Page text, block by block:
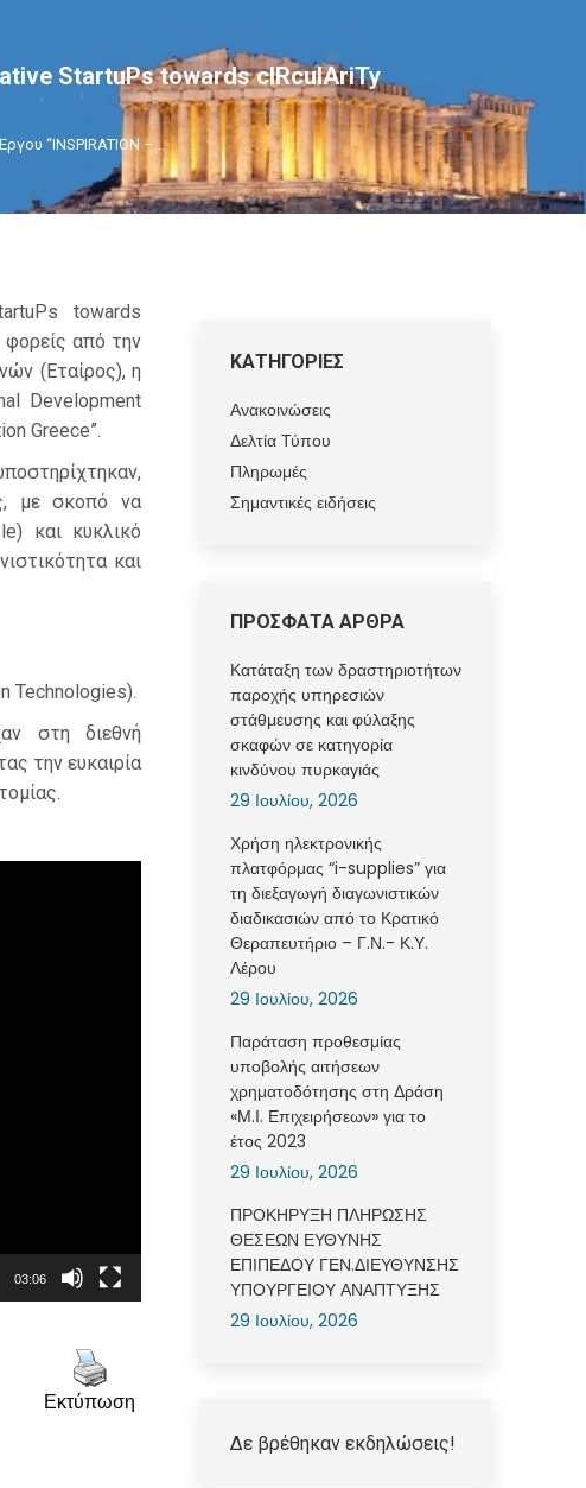
StartuPs towards cIRculAriTy
“INSPIRATION –…
towards
φορείς από την
(Εταίρος), η
Development
Greece”.
με σκοπό να
και κυκλικό
και
Technologies).
στη διεθνή
την ευκαιρία
03:06
Εκτύπωση
ΚΑΤΗΓΟΡΙΕΣ
Ανακοινώσεις
Δελτία Τύπου
Πληρωμές
Σημαντικές ειδήσεις
ΠΡΟΣΦΑΤΑ ΑΡΘΡΑ
Κατάταξη των δραστηριοτήτων
παροχής υπηρεσιών
στάθμευσης και φύλαξης
σκαφών σε κατηγορία
κινδύνου πυρκαγιάς
29 Ιουλίου, 2026
Χρήση ηλεκτρονικής
πλατφόρμας “i-supplies” για
τη διεξαγωγή διαγωνιστικών
διαδικασιών από το Κρατικό
Θεραπευτήριο – Γ.Ν.- Κ.Υ.
Λέρου
29 Ιουλίου, 2026
Παράταση προθεσμίας
υποβολής αιτήσεων
χρηματοδότησης στη Δράση
«Μ.Ι. Επιχειρήσεων» για το
έτος 2023
29 Ιουλίου, 2026
ΠΡΟΚΗΡΥΞΗ ΠΛΗΡΩΣΗΣ
ΘΕΣΕΩΝ ΕΥΘΥΝΗΣ
ΕΠΙΠΕΔΟΥ ΓΕΝ.ΔΙΕΥΘΥΝΣΗΣ
ΥΠΟΥΡΓΕΙΟΥ ΑΝΑΠΤΥΞΗΣ
29 Ιουλίου, 2026
Δε βρέθηκαν εκδηλώσεις!